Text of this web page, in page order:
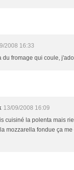
2008 16:33
du fromage qui coule,
13/09/2008 16:09
cuisiné la polenta mais
mozzarella fondue ça